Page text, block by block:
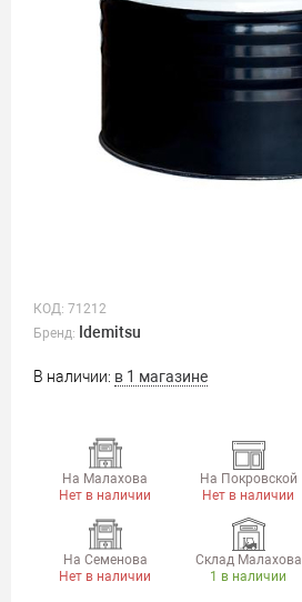
КОД: 71212
Бренд: Idemitsu
В наличии: в 1 магазине
На Малахова
Нет в наличии
На Покровской
Нет в наличии
На Семенова
Нет в наличии
Склад Малахова
1 в наличии